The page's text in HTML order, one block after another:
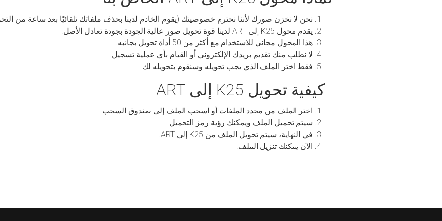
نحن لا نخزن صورك لأننا نحترم خصوصيتك (يقوم الخادم لدينا بحذف ملفاتك تلقائيًا بعد ساعة من
يقدم محول K25 إلى ART لدينا قوة تحويل صور عالية الجودة بجودة تعادل الأصل.
هذا المحول مجاني للاستخدام مع أكثر من 50 أداة تحويل بجانبه.
لا نطلب منك تقديم بريدك الإلكتروني أو القيام بأي عملية تسجيل.
فقط اختر الملف الذي يجب تحويله وسنقوم بتحويله لك.
كيفية تحويل K25 إلى ART
اختر الملف من محدد الملفات أو اسحب الملف إلى صندوق السحب.
سيتم تحميل الملف ويمكنك رؤية رمز التحميل.
في النهاية، سيتم تحويل الملف من K25 إلى ART.
الآن يمكنك تنزيل الملف.